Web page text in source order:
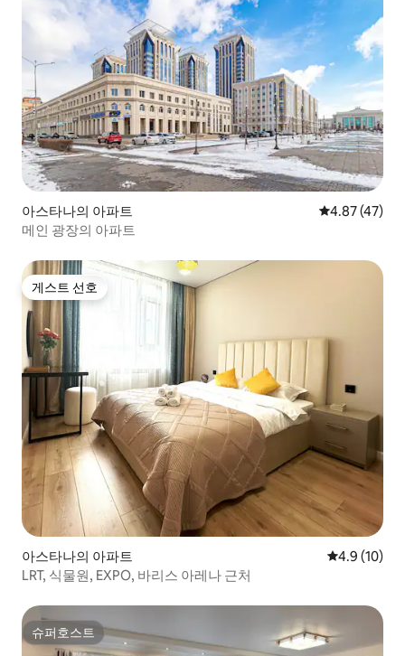
아스타나의 아파트 평점 4.87점
4.87 (47)
메인 광장의 아파트
게스트 선호
게스트 선호
아스타나의 아파트 평점 4.9점(5
4.9 (10)
LRT, 식물원, EXPO, 바리스 아레나 근처
슈퍼호스트
슈퍼호스트